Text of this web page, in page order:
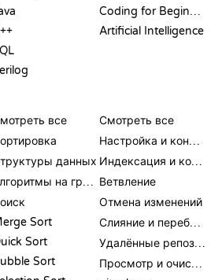
Coding for Beginners
Artificial Intelligence
все
данных
Алгоритмы на графах
Sort
Sort
Sort
Смотреть все
Настройка и конфигурация
Индексация и коммит
Ветвление
Отмена изменений
Слияние и перебазирование
Удалённые репозитории
Просмотр и очистка